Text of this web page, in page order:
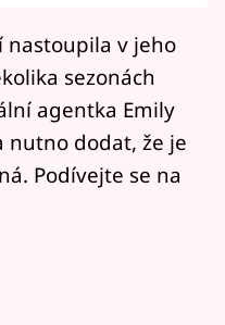
nastoupila v jeho
sezonách
agentka Emily
nutno dodat, že je
Podívejte se na